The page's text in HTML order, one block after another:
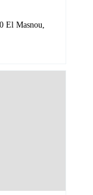
El Masnou,